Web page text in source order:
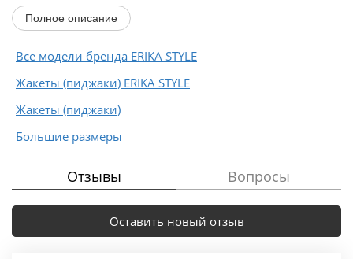
трендовый...
Полное описание
Все модели бренда ERIKA STYLE
Жакеты (пиджаки) ERIKA STYLE
Жакеты (пиджаки)
Большие размеры
Отзывы Вопросы
Оставить новый отзыв